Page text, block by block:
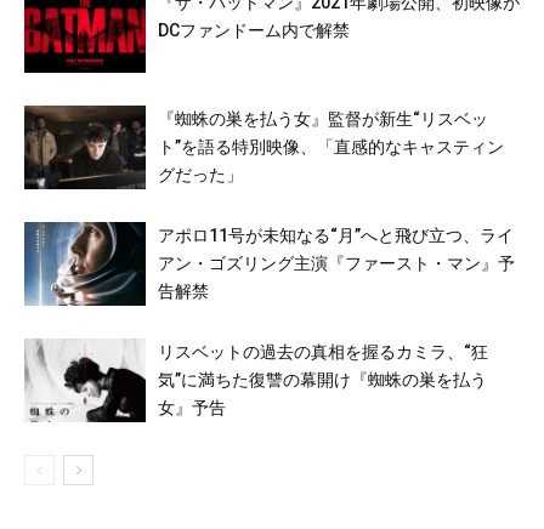
DCファンドーム内で解禁
『蜘蛛の巣を払う女』監督が新生“リスベッ
ト”を語る特別映像、「直感的なキャスティン
グだった」
アポロ11号が未知なる“月”へと飛び立つ、ライ
アン・ゴズリング主演『ファースト・マン』予
告解禁
リスベットの過去の真相を握るカミラ、“狂
気”に満ちた復讐の幕開け『蜘蛛の巣を払う
女』予告